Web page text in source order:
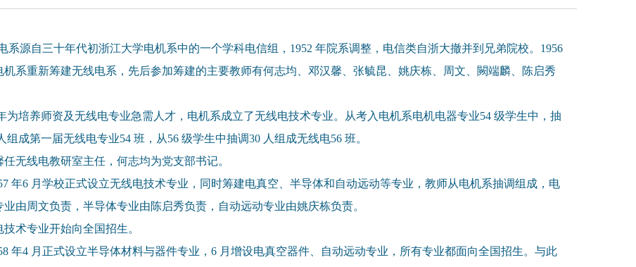
系源自三十年代初浙江大学电机系中的一个学科电信组，1952 年院系调整，电信类自浙大撤并到兄弟院校。1956
机系重新筹建无线电系，先后参加筹建的主要教师有何志均、邓汉馨、张毓昆、姚庆栋、周文、闕端麟、陈启秀
为培养师资及无线电专业急需人才，电机系成立了无线电技术专业。从考入电机系电机电器专业54 级学生中，抽
组成第一届无线电专业54 班，从56 级学生中抽调30 人组成无线电56 班。
任无线电教研室主任，何志均为党支部书记。
年6 月学校正式设立无线电技术专业，同时筹建电真空、半导体和自动远动等专业，教师从电机系抽调组成，电
业由周文负责，半导体专业由陈启秀负责，自动远动专业由姚庆栋负责。
技术专业开始向全国招生。
年4 月正式设立半导体材料与器件专业，6 月增设电真空器件、自动远动专业，所有专业都面向全国招生。与此